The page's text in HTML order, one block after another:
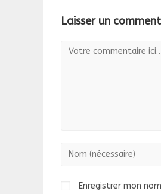
Laisser un
Comment
Enter
name
Enregistrer mon